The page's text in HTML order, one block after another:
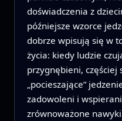
doświadczenia z
późniejsze wzorce
dobrze wpisują się w
życia: kiedy ludzie
przygnębieni, częściej
„pocieszające”
zadowoleni i
zrównoważone